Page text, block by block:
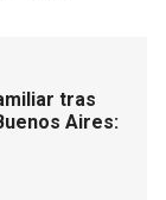
tras
Aires: